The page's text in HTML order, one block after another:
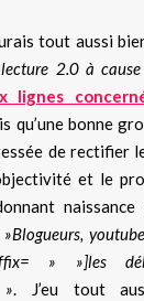
tout aussi
2.0 à cause
lignes
qu’une bonne
de rectifier
et le
» »]les
. J’eu tout